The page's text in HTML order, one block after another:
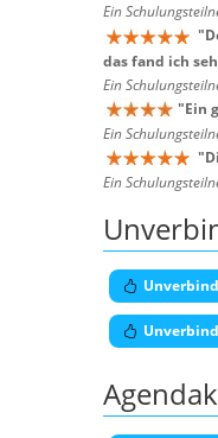
Ein
"
das fand ich
Ein
"Ein
Ein
"
Ein